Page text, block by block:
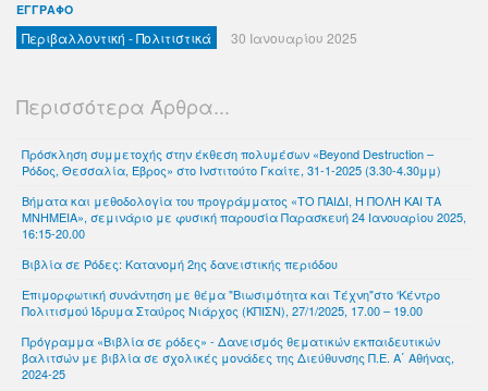
ΕΓΓΡΑΦΟ
Περιβαλλοντική - Πολιτιστικά 30 Ιανουαρίου 2025
Περισσότερα Άρθρα...
Πρόσκληση συμμετοχής στην έκθεση πολυμέσων «Beyond Destruction –
Ρόδος, Θεσσαλία, Έβρος» στο Ινστιτούτο Γκαίτε, 31-1-2025 (3.30-4.30μμ)
Βήματα και μεθοδολογία του προγράμματος «TO ΠΑΙΔΙ, Η ΠΟΛΗ ΚΑΙ ΤΑ
ΜΝΗΜΕΙΑ», σεμινάριο με φυσική παρουσία Παρασκευή 24 Ιανουαρίου 2025,
16:15-20.00
Βιβλία σε Ρόδες: Κατανομή 2ης δανειστικής περιόδου
Επιμορφωτική συνάντηση με θέμα "Βιωσιμότητα και Τέχνη"στο ‘Κέντρο
Πολιτισμού Ίδρυμα Σταύρος Νιάρχος (ΚΠΙΣΝ), 27/1/2025, 17.00 – 19.00
Πρόγραμμα «Βιβλία σε ρόδες» - Δανεισμός θεματικών εκπαιδευτικών
βαλιτσών με βιβλία σε σχολικές μονάδες της Διεύθυνσης Π.Ε. Α΄ Αθήνας,
2024-25